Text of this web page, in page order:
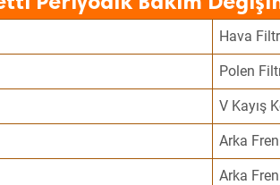
Hava
Polen
V Kayış
Arka
Arka